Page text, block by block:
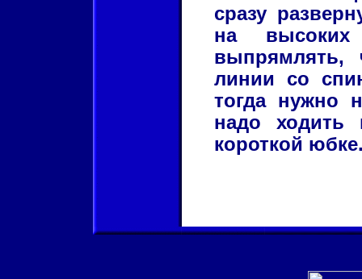
сразу
на высоких
линии со
тогда нужно
надо ходить
короткой